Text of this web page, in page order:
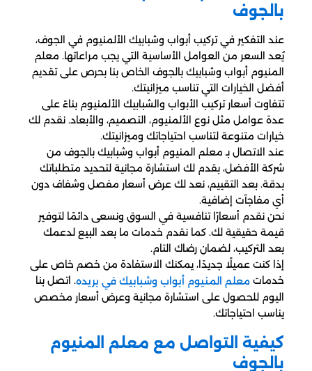
بالجوف
عند التفكير في تركيب أبواب وشبابيك الألمنيوم في الجوف،
يُعد السعر من العوامل الأساسية التي يجب مراعاتها. معلم
المنيوم أبواب وشبابيك بالجوف الخاص بنا بحرص على تقديم
أفضل الخيارات التي تناسب ميزانيتك.
تتفاوت أسعار تركيب الأبواب والشبابيك الألمنيوم بناءً على
عدة عوامل مثل نوع الألمنيوم، التصميم، والأبعاد. نقدم لك
خيارات متنوعة لتناسب احتياجاتك وميزانيتك.
عند الاتصال بـ معلم المنيوم أبواب وشبابيك بالجوف من
شركة الأفضل، بقدم لك استشارة مجانية لتحديد متطلباتك
بدقة. بعد التقييم، نعد لك عرض أسعار مفصل وشفاف دون
أي مفاجآت إضافية.
نحن نقدم أسعارًا تنافسية في السوق ونسعى دائمًا لتوفير
قيمة حقيقية لك. كما نقدم خدمات ما بعد البيع لدعمك
بعد التركيب، لضمان رضاك التام.
إذا كنت عميلًا جديدًا، يمكنك الاستفادة من خصم خاص على
خدمات معلم المنيوم أبواب وشبابيك في بريده. اتصل بنا
اليوم للحصول على استشارة مجانية وعرض أسعار مخصص
يناسب احتياجاتك.
كيفية التواصل مع معلم المنيوم
بالجوف